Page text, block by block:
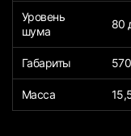
Уровень
шума
80
Габариты
Масса